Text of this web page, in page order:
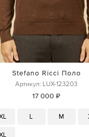
Stefano Ricci Поло
Артикул: LUX-123203
17 000 ₽
L M